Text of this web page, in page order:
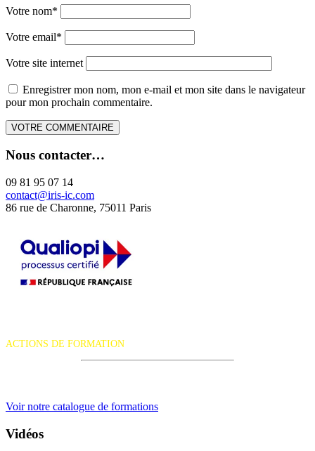
Votre nom*
Votre email*
Votre site internet
Enregistrer mon nom, mon e-mail et mon site dans le navigateur
pour mon prochain commentaire.
Nous contacter…
09 81 95 07 14
contact@iris-ic.com
86 rue de Charonne, 75011 Paris
ACTIONS DE FORMATION
Voir notre catalogue de formations
Vidéos